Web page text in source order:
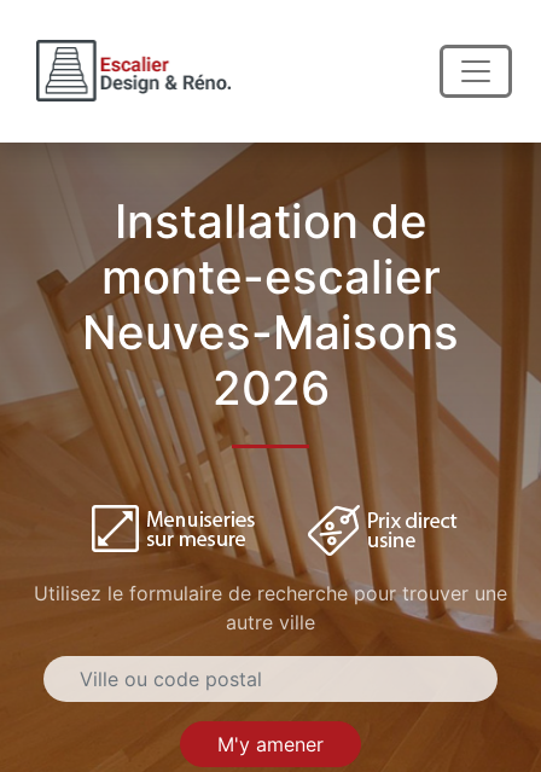
Installation de
monte-escalier
Neuves-Maisons
2026
Utilisez le formulaire de recherche pour trouver une
autre ville
M'y amener